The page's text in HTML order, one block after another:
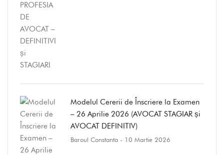
Modelul Cererii de Înscriere la Examen
– 26 Aprilie 2026 (AVOCAT STAGIAR și
AVOCAT DEFINITIV)
Baroul Constanta - 10 Martie 2026